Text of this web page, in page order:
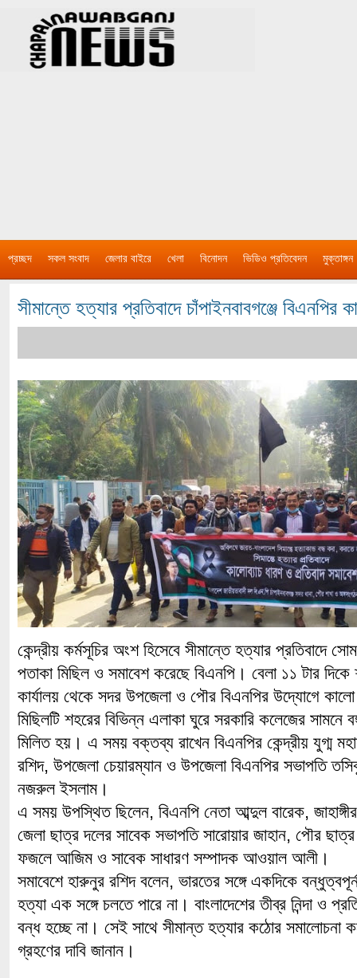
প্রচ্ছদ সকল সংবাদ জেলার বাইরে খেলা বিনোদন ভিডিও প্রতিবেদন মুক্তাঙ্গন
সীমান্তে হত্যার প্রতিবাদে চাঁপাইনবাবগঞ্জে বিএনপির
কেন্দ্রীয় কর্মসূচির অংশ হিসেবে সীমান্তে হত্যার প্রতিবাদে
পতাকা মিছিল ও সমাবেশ করেছে বিএনপি। বেলা ১১ টার দিকে
কার্যালয় থেকে সদর উপজেলা ও পৌর বিএনপির উদ্যোগে
মিছিলটি শহরের বিভিন্ন এলাকা ঘুরে সরকারি কলেজের সামনে
মিলিত হয়। এ সময় বক্তব্য রাখেন বিএনপির কেন্দ্রীয় যুগ্ম
রশিদ, উপজেলা চেয়ারম্যান ও উপজেলা বিএনপির সভাপতি
নজরুল ইসলাম।
এ সময় উপস্থিত ছিলেন, বিএনপি নেতা আব্দুল বারেক,
জেলা ছাত্র দলের সাবেক সভাপতি সারোয়ার জাহান, পৌর
ফজলে আজিম ও সাবেক সাধারণ সম্পাদক আওয়াল আলী।
সমাবেশে হারুনুর রশিদ বলেন, ভারতের সঙ্গে একদিকে
হত্যা এক সঙ্গে চলতে পারে না। বাংলাদেশের তীব্র নিন্দা ও
বন্ধ হচ্ছে না। সেই সাথে সীমান্ত হত্যার কঠোর সমালোচনা
গ্রহণের দাবি জানান।